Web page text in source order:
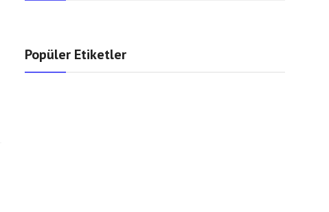
Popüler Etiketler